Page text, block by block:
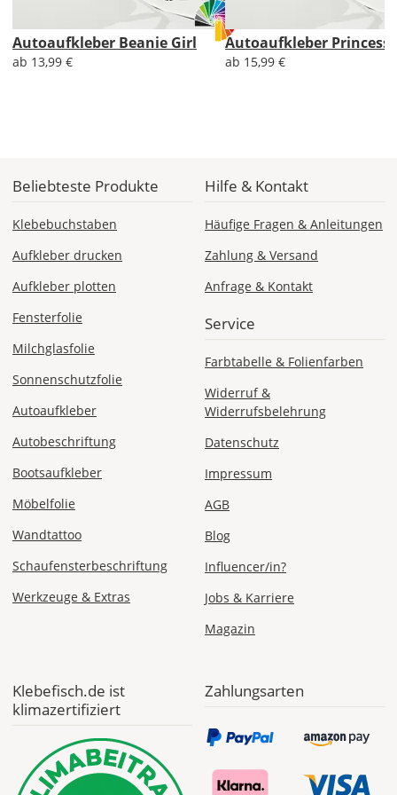
Lieferzeit
&
Versandkosten?
Economy
Deutschland
Mo., 17.08. -
1,99 EUR
Produktionsaufschlag
Versandkosten 1,99
Priority
Do., 13.08. -
Mo., 17.08.
ab 7,98
Produktionsaufschlag
ab 5,99 EUR*
EU
CH
Autoaufkleber Beanie Girl
ab 13,99 €
Autoaufkleber Princess
ab 15,99 €
Beliebteste Produkte
Klebebuchstaben
Aufkleber drucken
Aufkleber plotten
Fensterfolie
Milchglasfolie
Sonnenschutzfolie
Autoaufkleber
Autobeschriftung
Bootsaufkleber
Möbelfolie
Wandtattoo
Schaufensterbeschriftung
Werkzeuge & Extras
Hilfe & Kontakt
Häufige Fragen & Anleitungen
Zahlung & Versand
Anfrage & Kontakt
Service
Farbtabelle & Folienfarben
Widerruf &
Widerrufsbelehrung
Datenschutz
Impressum
AGB
Blog
Influencer/in?
Jobs & Karriere
Magazin
Klebefisch.de ist
klimazertifiziert
Zahlungsarten